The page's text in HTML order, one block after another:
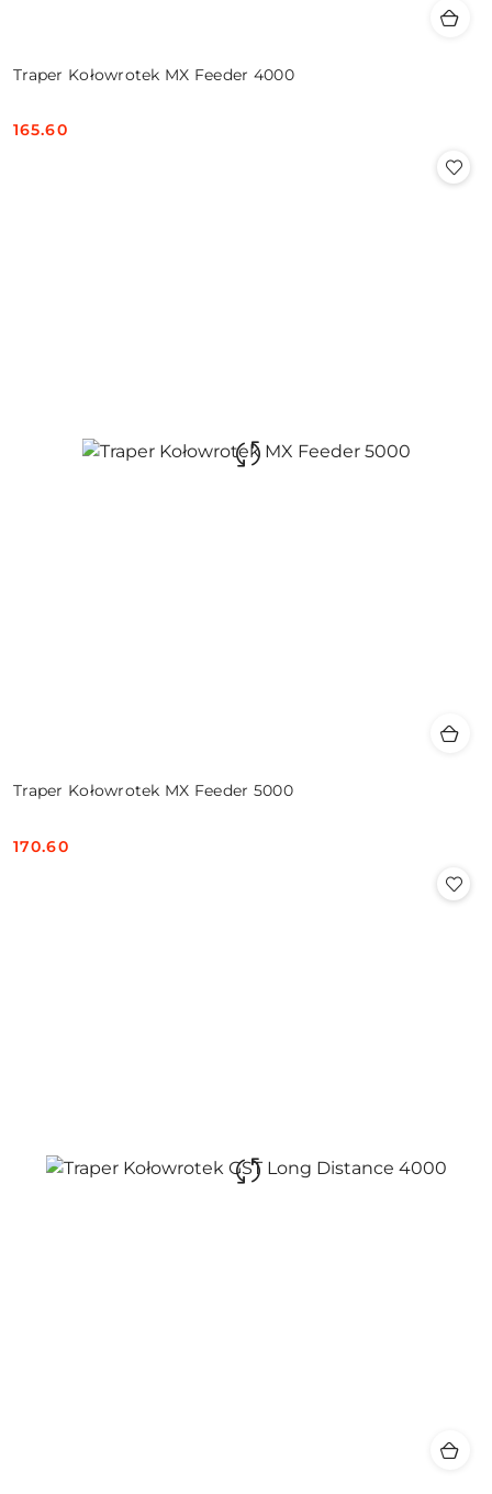
Traper Kołowrotek MX Feeder 4000
Cena:
165.60
Traper Kołowrotek MX Feeder 5000
Cena:
170.60